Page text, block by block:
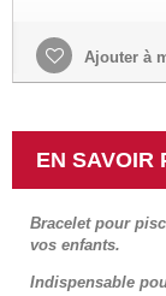
Ajouter à
EN SAVOIR
Bracelet pour
vos enfants.
Indispensable